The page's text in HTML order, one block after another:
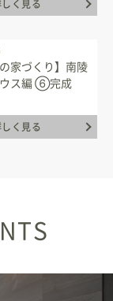
く見る
家づくり】南陵
ス編 ⑥完成
く見る